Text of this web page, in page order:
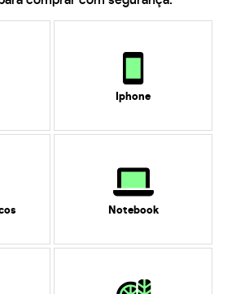
Iphone
Notebook